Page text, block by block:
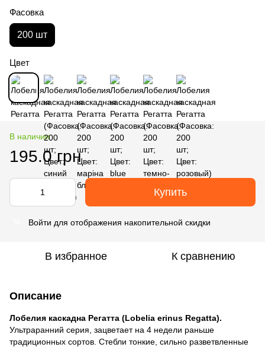
Фасовка
200 шт
Цвет
В наличии
195.0 грн
Купить
Войти для отображения накопительной скидки
В избранное К сравнению
Описание
Лобелия каскадна Регатта (Lobelia erinus Regatta).
Ультраранний серия, зацветает на 4 недели раньше
традиционных сортов. Стебли тонкие, сильно разветвленные